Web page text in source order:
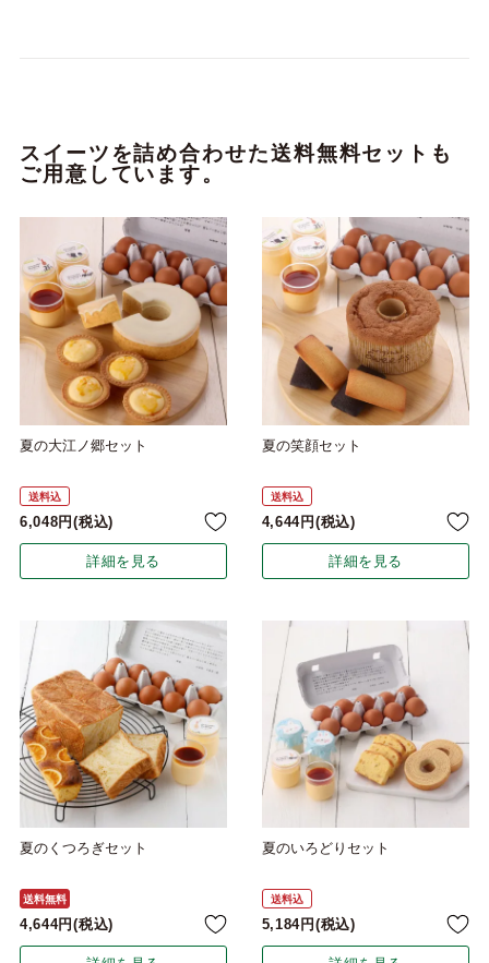
スイーツを詰め合わせた送料無料セットも
ご用意しています。
夏の大江ノ郷セット
送料込
6,048 税込
詳細を見る
夏の笑顔セット
送料込
4,644 税込
詳細を見る
夏のくつろぎセット
送料無料
4,644 税込
夏のいろどりセット
送料込
5,184 税込